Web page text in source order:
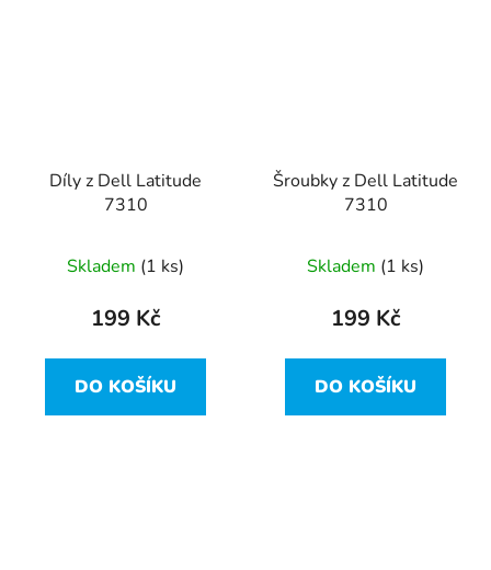
Díly z Dell Latitude
7310
Skladem (1 ks)
199 Kč
DO KOŠÍKU
Šroubky z Dell Latitude
7310
Skladem (1 ks)
199 Kč
DO KOŠÍKU